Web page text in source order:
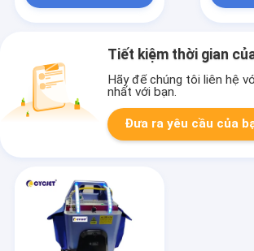
Tiết kiệm thời gian
Hãy để chúng tôi liên hệ
nhất với bạn.
Đưa ra yêu cầu của